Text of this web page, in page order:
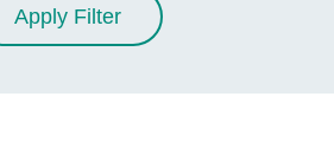
Apply Filter